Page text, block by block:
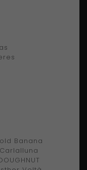
Banana
Carlalluna